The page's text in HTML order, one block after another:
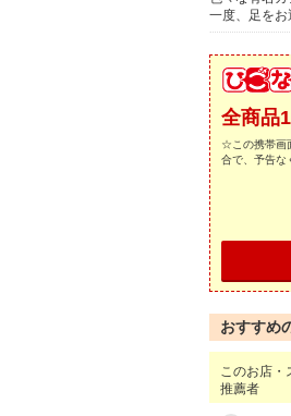
一度、足をお
全商品
☆この携帯画
合で、予告な
おすすめ
このお店・
推薦者